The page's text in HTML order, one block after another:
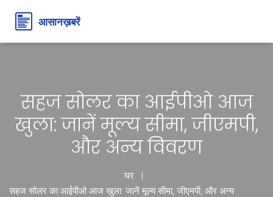
सहज सोलर का आईपीओ आज
खुला: जानें मूल्य सीमा, जीएमपी,
और अन्य विवरण
घर
सहज सोलर का आईपीओ आज खुला: जानें मूल्य सीमा, जीएमपी, और अन्य